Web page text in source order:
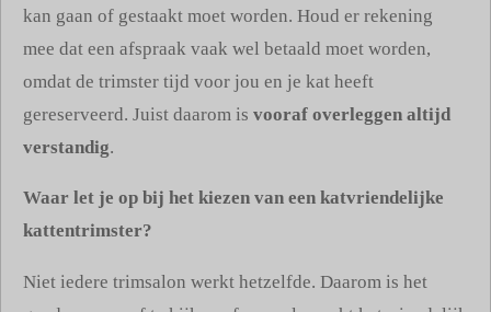
kan gaan of gestaakt moet worden. Houd er rekening
mee dat een afspraak vaak wel betaald moet worden,
omdat de trimster tijd voor jou en je kat heeft
gereserveerd. Juist daarom is vooraf overleggen altijd
verstandig.
Waar let je op bij het kiezen van een katvriendelijke
kattentrimster?
Niet iedere trimsalon werkt hetzelfde. Daarom is het